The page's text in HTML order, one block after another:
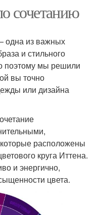
сочетанию
одна из важных
и стильного
поэтому мы решили
вы точно
или дизайна
расположены
круга Иттена.
и энергично,
цвета.